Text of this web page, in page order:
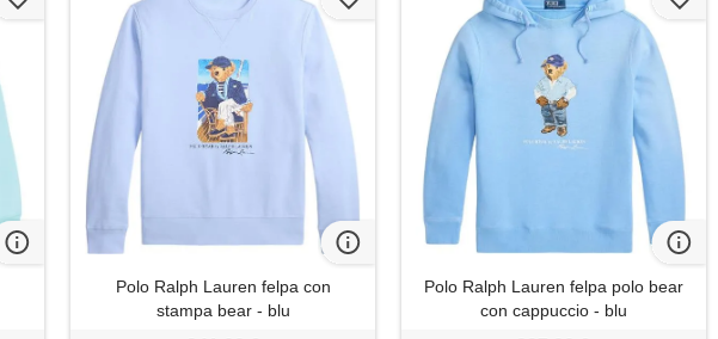
Polo Ralph Lauren felpa con
stampa bear - blu
Polo Ralph Lauren felpa polo bear
con cappuccio - blu